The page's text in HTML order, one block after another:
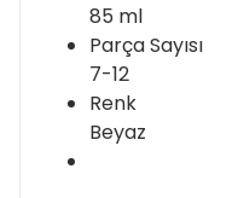
85 ml
Parça Sayısı
7-12
Renk
Beyaz